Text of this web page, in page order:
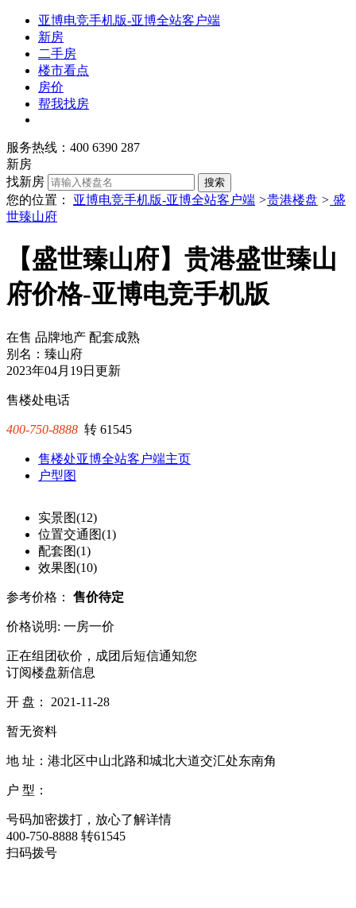
亚博电竞手机版-亚博全站客户端
新房
二手房
楼市看点
房价
帮我找房
服务热线：400 6390 287
新房
找新房
搜索
您的位置： 亚博电竞手机版-亚博全站客户端 >贵港楼盘 > 盛
世臻山府
【盛世臻山府】贵港盛世臻山
府价格-亚博电竞手机版
在售 品牌地产 配套成熟
别名：臻山府
2023年04月19日更新
售楼处电话
400-750-8888 转 61545
售楼处亚博全站客户端主页
户型图
实景图(12)
位置交通图(1)
配套图(1)
效果图(10)
参考价格： 售价待定
价格说明: 一房一价
正在组团砍价，成团后短信通知您
订阅楼盘新信息
开 盘： 2021-11-28
暂无资料
地 址：港北区中山北路和城北大道交汇处东南角
户 型：
号码加密拨打，放心了解详情
400-750-8888 转61545
扫码拨号